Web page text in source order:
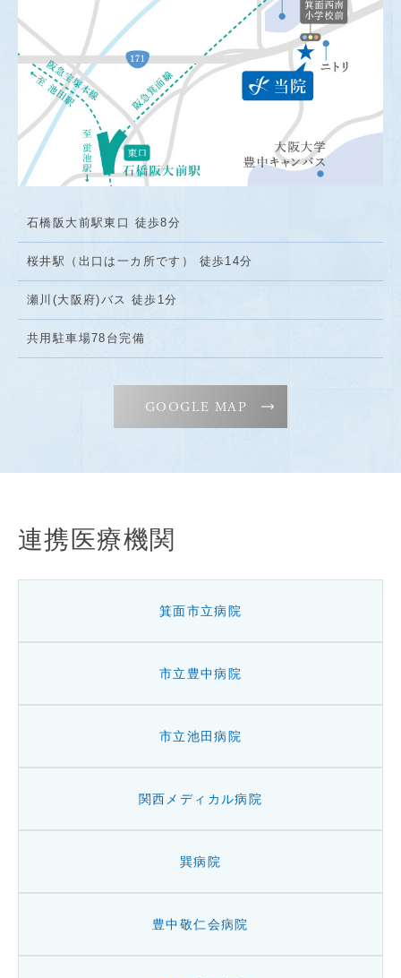
石橋阪大前駅東口 徒歩8分
桜井駅（出口は一カ所です） 徒歩14分
瀬川(大阪府)バス 徒歩1分
共用駐車場78台完備
GOOGLE MAP
連携医療機関
箕面市立病院
市立豊中病院
市立池田病院
関西メディカル病院
巽病院
豊中敬仁会病院